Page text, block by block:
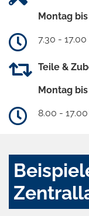
Montag
7.30 -
Teile &
Montag
8.00 -